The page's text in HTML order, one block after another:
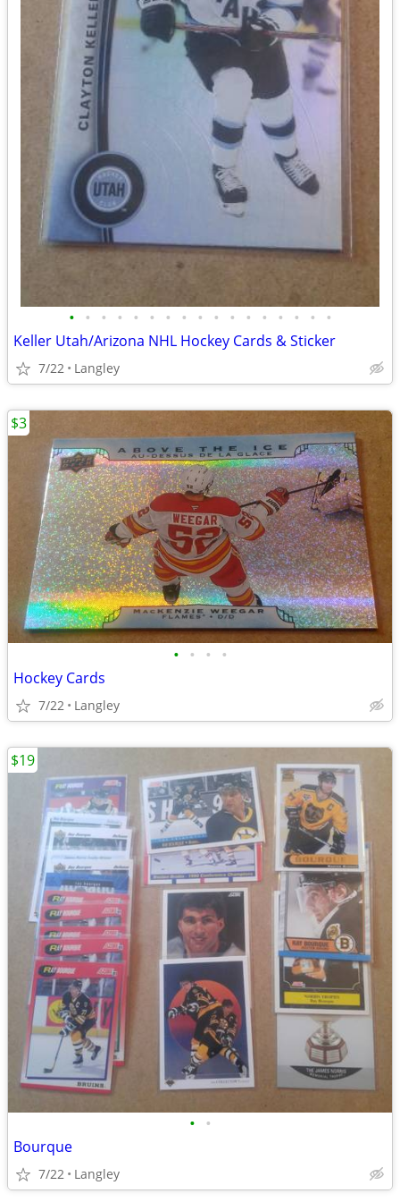
• • • • • • • • • • • • • • • • •
Keller Utah/Arizona NHL Hockey Cards & Sticker
7/22 Langley
• • • •
Hockey Cards
7/22 Langley
$3
• •
Bourque
7/22 Langley
$19